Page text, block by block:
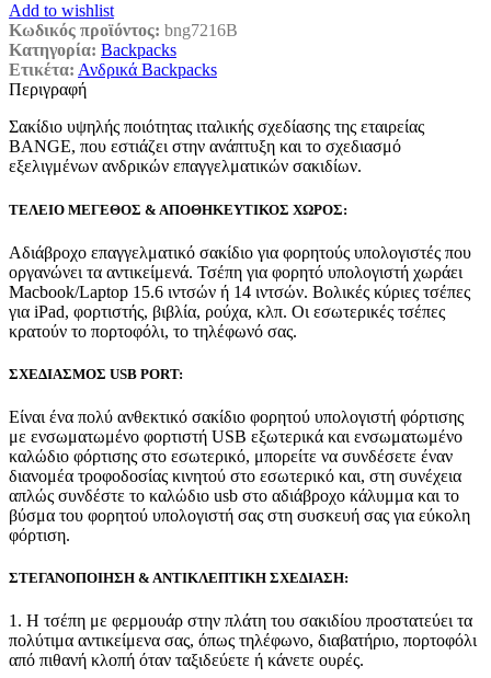
Add to wishlist
Κωδικός προϊόντος: bng7216B
Κατηγορία: Backpacks
Ετικέτα: Ανδρικά Backpacks
Περιγραφή
Σακίδιο υψηλής ποιότητας ιταλικής σχεδίασης της εταιρείας
BANGE, που εστιάζει στην ανάπτυξη και το σχεδιασμό
εξελιγμένων ανδρικών επαγγελματικών σακιδίων.
ΤΕΛΕΙΟ ΜΕΓΕΘΟΣ & ΑΠΟΘΗΚΕΥΤΙΚΟΣ ΧΩΡΟΣ:
Αδιάβροχο επαγγελματικό σακίδιο για φορητούς υπολογιστές που
οργανώνει τα αντικείμενά. Τσέπη για φορητό υπολογιστή χωράει
Macbook/Laptop 15.6 ιντσών ή 14 ιντσών. Βολικές κύριες τσέπες
για iPad, φορτιστής, βιβλία, ρούχα, κλπ. Οι εσωτερικές τσέπες
κρατούν το πορτοφόλι, το τηλέφωνό σας.
ΣΧΕΔΙΑΣΜΟΣ USB PORT:
Είναι ένα πολύ ανθεκτικό σακίδιο φορητού υπολογιστή φόρτισης
με ενσωματωμένο φορτιστή USB εξωτερικά και ενσωματωμένο
καλώδιο φόρτισης στο εσωτερικό, μπορείτε να συνδέσετε έναν
διανομέα τροφοδοσίας κινητού στο εσωτερικό και, στη συνέχεια
απλώς συνδέστε το καλώδιο usb στο αδιάβροχο κάλυμμα και το
βύσμα του φορητού υπολογιστή σας στη συσκευή σας για εύκολη
φόρτιση.
ΣΤΕΓΑΝΟΠΟΙΗΣΗ & ΑΝΤΙΚΛΕΠΤΙΚΗ ΣΧΕΔΙΑΣΗ:
1. Η τσέπη με φερμουάρ στην πλάτη του σακιδίου προστατεύει τα
πολύτιμα αντικείμενα σας, όπως τηλέφωνο, διαβατήριο, πορτοφόλι
από πιθανή κλοπή όταν ταξιδεύετε ή κάνετε ουρές.